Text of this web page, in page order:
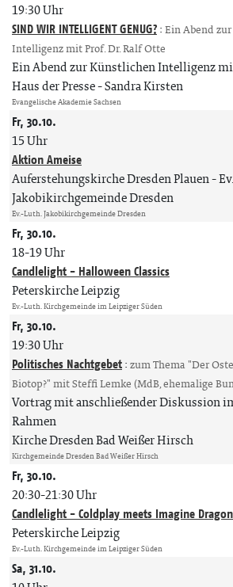
19:30 Uhr
SIND WIR INTELLIGENT GENUG?: Ein Abend
Intelligenz mit Prof. Dr. Ralf Otte
Ein Abend zur Künstlichen Intelligenz
Haus der Presse Sandra Kirsten
Evangelische Akademie Sachsen
Fr, 30.10.
15 Uhr
Aktion Ameise
Auferstehungskirche Dresden Plauen
Jakobikirchgemeinde Dresden
Ev.-Luth. Jakobikirchgemeinde Dresden
Fr, 30.10.
18-19 Uhr
Candlelight - Halloween Classics
Peterskirche Leipzig
Ev.-Luth. Kirchgemeinde im Leipziger Süden
Fr, 30.10.
19:30 Uhr
Politisches Nachtgebet: zum Thema "Der
Biotop?" mit Steffi Lemke (MdB, ehemalige
Vortrag mit anschließender Diskussion
Rahmen
Kirche Dresden Bad Weißer Hirsch
Kirchgemeinde Dresden Bad Weißer Hirsch
Fr, 30.10.
20:30-21:30 Uhr
Candlelight - Coldplay meets Imagine
Peterskirche Leipzig
Ev.-Luth. Kirchgemeinde im Leipziger Süden
Sa, 31.10.